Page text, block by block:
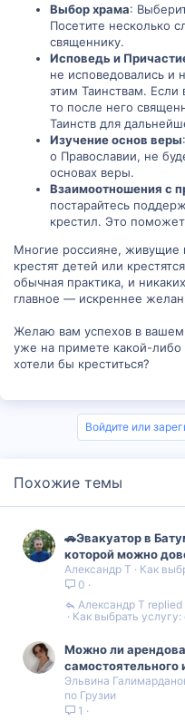
Выбор храма:
Посетите несколько
священнику.
Исповедь и
не исповедовались и
этим Таинствам. Если
то после него
Таинств для
Изучение основ веры
о Православии, не
основах веры.
Взаимоотношения с
постарайтесь
крестил. Это
Многие россияне,
крестят детей или
обычная практика, и
главное — искреннее
Желаю вам успехов в
уже на примете какой-либо
хотели бы креститься?
Войдите или
Похожие темы
🚗Эвакуатор в
которой можно
Александр Т
Как
0
Как выбрать
Александр Т
Можно ли
самостоятельного
Эльвина
по Грузии
1